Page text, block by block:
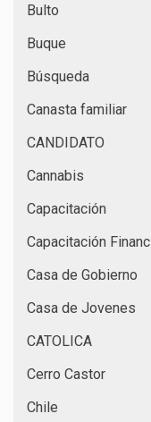
Bulto
Buque
Búsqueda
Canasta familiar
CANDIDATO
Cannabis
Capacitación
Capacitación
Casa de Gobierno
Casa de Jovenes
CATOLICA
Cerro Castor
Chile